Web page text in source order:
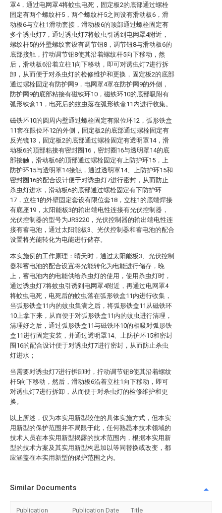
罩4，通过电网罩4将蚊虫电死，固定板2的底部通过螺栓
固定有两个螺纹杆5，两个螺纹杆5之间设有滑动板6，滑
动板6与立柱1滑动套接，滑动板6的顶部通过螺栓固定有
多个诱虫灯7，通过诱虫灯7将蚊虫引诱到电网罩4附近，
螺纹杆5的外壁螺纹套设有调节钮8，调节钮8与滑动板6的
底部接触，拧动调节钮8使其沿着螺纹杆5向下移动，然
后，滑动板6沿着立柱1向下移动，即可对诱虫灯7进行拆
卸，从而便于对杀虫灯的检修维护和更换，固定板2的底部
通过螺栓固定有防护网9，电网罩4罩在防护网9的外侧，
防护网9的底部粘接有磁铁环10，磁铁环10的底部吸附有
弧形铁盒11，电死后的蚊虫落在弧形铁盒11内进行收集。
磁铁环10的圆周内壁通过螺栓固定有限位环12，弧形铁盒
11套在限位环12的外侧，固定板2的底部通过螺栓固定有
反光镜13，固定板2的底部通过螺栓固定有透明罩14，滑
动板6的顶部粘接有密封圈16，密封圈16与透明罩14的底
部接触，滑动板6的顶部通过螺栓固定有上防护环15，上
防护环15与透明罩14接触，通过透明罩14、上防护环15和
密封圈16的配合设计便于对诱虫灯7进行密封，从而防止
杀虫灯进水，滑动板6的底部通过螺栓固定有下防护环
17，立柱1的外壁固定套设有限位套18，立柱1的底端焊接
有底座19，太阳能板3的输出端电性连接有光伏控制器，
光伏控制器的型号为JR3220，光伏控制器的输出端电性连
接有蓄电池，通过太阳能板3、光伏控制器和蓄电池的配合
设置将光能转化为电能进行储存。
本实施例的工作原理：晴天时，通过太阳能板3、光伏控制
器和蓄电池的配合设置将光能转化为电能进行储存，晚
上，蓄电池内的电能供给杀虫灯的使用，使用杀虫灯时，
通过诱虫灯7将蚊虫引诱到电网罩4附近，再通过电网罩4
将蚊虫电死，电死后的蚊虫落在弧形铁盒11内进行收集，
当弧形铁盒11内的蚊虫集满之后，将弧形铁盒11从磁铁环
10上拿下来，从而便于对弧形铁盒11内的蚊虫进行清理，
清理好之后，通过弧形铁盒11与磁铁环10的相吸对弧形铁
盒11进行固定安装，并通过透明罩14、上防护环15和密封
圈16的配合设计便于对诱虫灯7进行密封，从而防止杀虫
灯进水；
当需要对诱虫灯7进行拆卸时，拧动调节钮8使其沿着螺纹
杆5向下移动，然后，滑动板6沿着立柱1向下移动，即可
对诱虫灯7进行拆卸，从而便于对杀虫灯的检修维护和更
换。
以上所述，仅为本实用新型较佳的具体实施方式，但本实
用新型的保护范围并不局限于此，任何熟悉本技术领域的
技术人员在本实用新型揭露的技术范围内，根据本实用新
型的技术方案及其实用新型构思加以等同替换或改变，都
应涵盖在本实用新型的保护范围之内。
Similar Documents
Publication Publication Date Title